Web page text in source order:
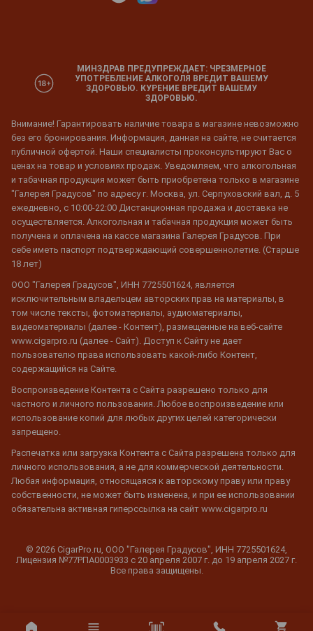
МИНЗДРАВ ПРЕДУПРЕЖДАЕТ: ЧРЕЗМЕРНОЕ
УПОТРЕБЛЕНИЕ АЛКОГОЛЯ ВРЕДИТ ВАШЕМУ
ЗДОРОВЬЮ. КУРЕНИЕ ВРЕДИТ ВАШЕМУ
ЗДОРОВЬЮ.
Внимание! Гарантировать наличие товара в магазине невозможно
без его бронирования. Информация, данная на сайте, не считается
публичной офертой. Наши специалисты проконсультируют Вас о
ценах на товар и условиях продаж. Уведомляем, что алкогольная
и табачная продукция может быть приобретена только в магазине
"Галерея Градусов" по адресу г. Москва, ул. Серпуховский вал, д. 5
ежедневно, с 10:00-22:00 Дистанционная продажа и доставка не
осуществляется. Алкогольная и табачная продукция может быть
получена и оплачена на кассе магазина Галерея Градусов. При
себе иметь паспорт подтверждающий совершеннолетие. (Старше
18 лет)
ООО "Галерея Градусов", ИНН 7725501624, является
исключительным владельцем авторских прав на материалы, в
том числе тексты, фотоматериалы, аудиоматериалы,
видеоматериалы (далее - Контент), размещенные на веб-сайте
www.cigarpro.ru (далее - Сайт). Доступ к Сайту не дает
пользователю права использовать какой-либо Контент,
содержащийся на Сайте.
Воспроизведение Контента с Сайта разрешено только для
частного и личного пользования. Любое воспроизведение или
использование копий для любых других целей категорически
запрещено.
Распечатка или загрузка Контента с Сайта разрешена только для
личного использования, а не для коммерческой деятельности.
Любая информация, относящаяся к авторскому праву или праву
собственности, не может быть изменена, и при ее использовании
обязательна активная гиперссылка на сайт www.cigarpro.ru
© 2026 CigarPro.ru, ООО "Галерея Градусов", ИНН 7725501624,
Лицензия №77РПА0003933 c 20 апреля 2007 г. до 19 апреля 2027 г.
Все права защищены.